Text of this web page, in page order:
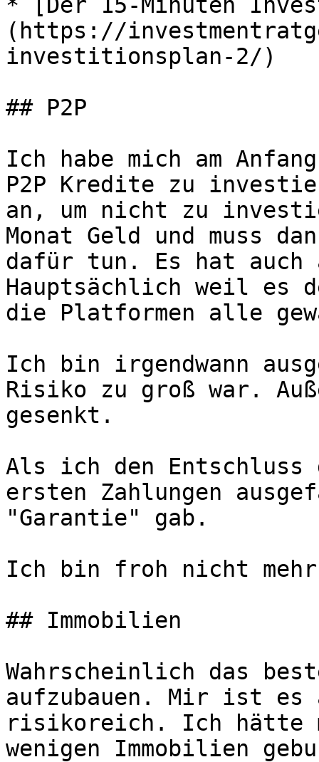
(https://
investitionsplan-2/)
## P2P
Ich habe mich am
P2P Kredite zu
an, um nicht zu
Monat Geld und muss
dafür tun. Es hat
Hauptsächlich weil es
die Platformen alle
Ich bin irgendwann
Risiko zu groß war.
gesenkt.
Als ich den
ersten Zahlungen
"Garantie" gab.
Ich bin froh nicht
## Immobilien
Wahrscheinlich das
aufzubauen. Mir ist es
risikoreich. Ich hätte
wenigen Immobilien